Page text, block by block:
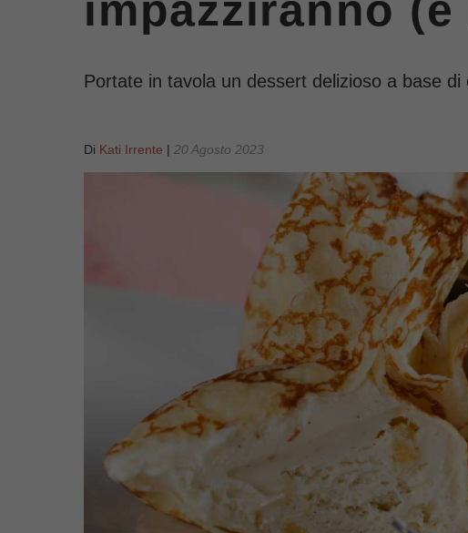
Portate in tavola un dessert delizioso a base
Di Kati Irrente | 20 Agosto 2023